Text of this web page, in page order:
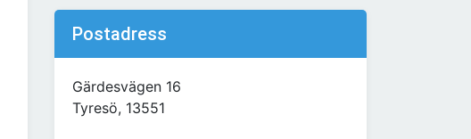
Postadress
Gärdesvägen 16
Tyresö, 13551